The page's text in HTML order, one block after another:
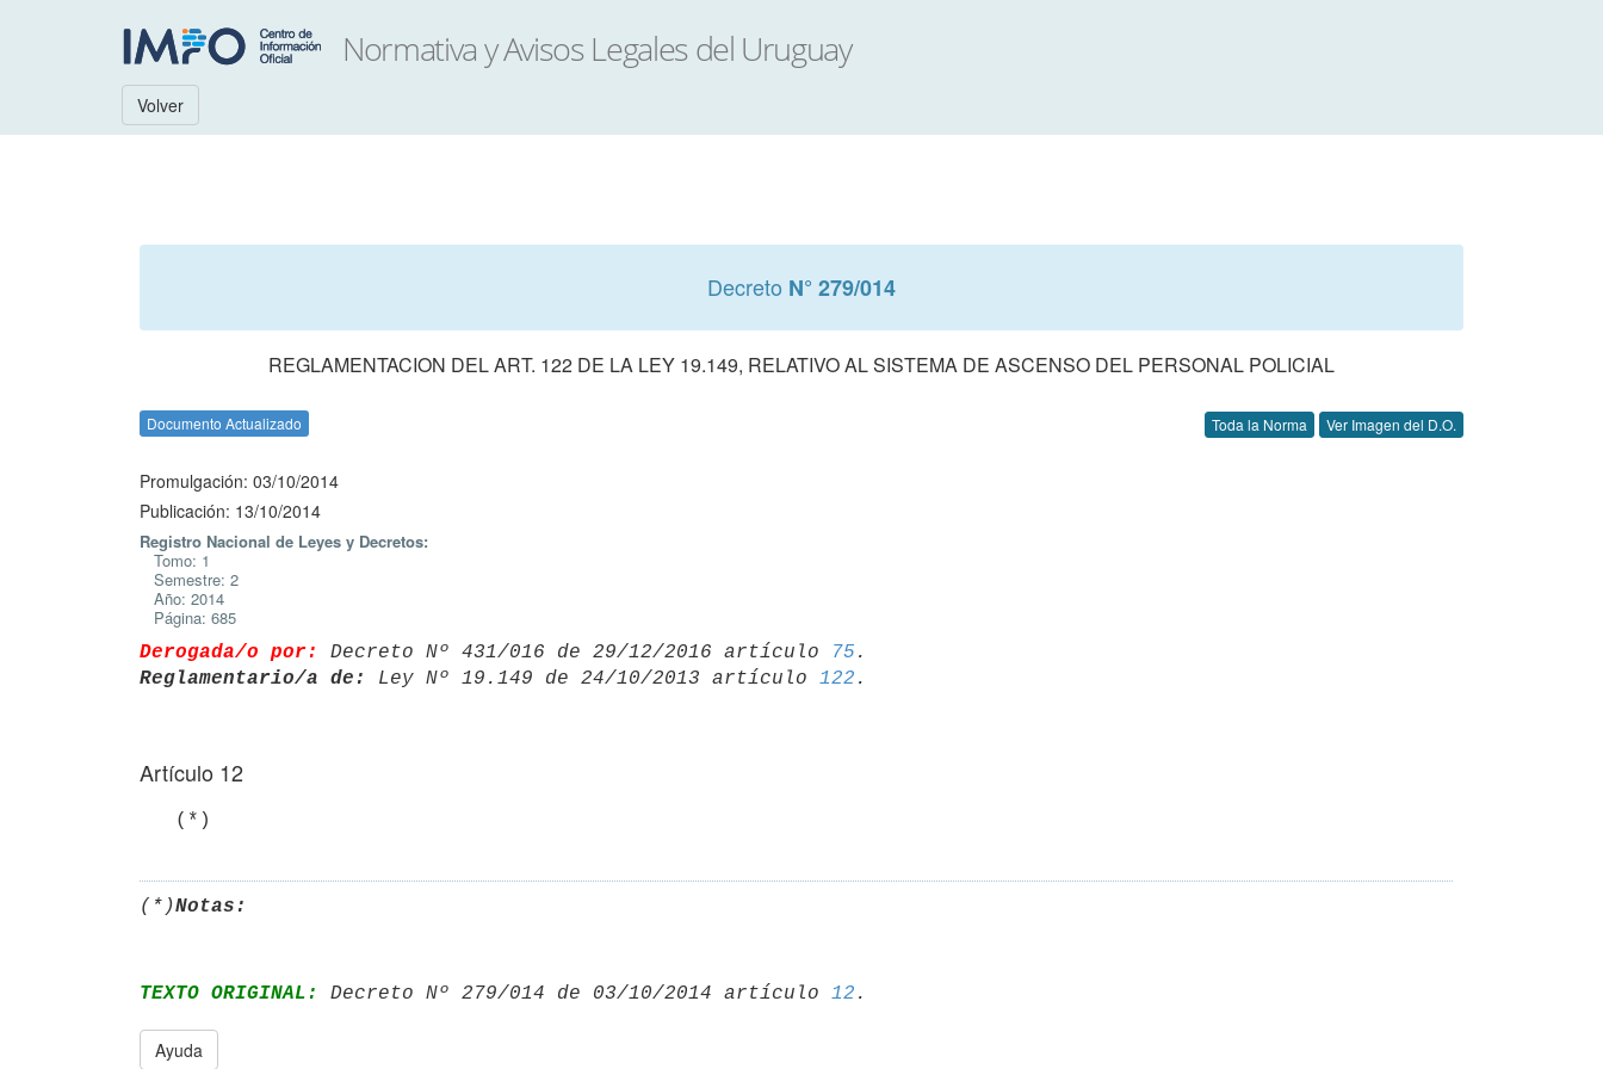
Volver
Decreto N° 279/014
REGLAMENTACION DEL ART. 122 DE LA LEY 19.149, RELATIVO AL SISTEMA DE ASCENSO DEL PERSONAL POLICIAL
Documento Actualizado Toda la Norma Ver Imagen del D.O.
Promulgación: 03/10/2014
Publicación: 13/10/2014
Registro Nacional de Leyes y Decretos:
Tomo: 1
Semestre: 2
Año: 2014
Página: 685
Derogada/o por: Decreto Nº 431/016 de 29/12/2016 artículo 75
Reglamentario/a de:
Ley Nº 19.149 de 24/10/2013 artículo 122
Artículo 12
   (*)
(*)Notas:
TEXTO ORIGINAL: Decreto Nº 279/014 de 03/10/2014 artículo 12
Ayuda